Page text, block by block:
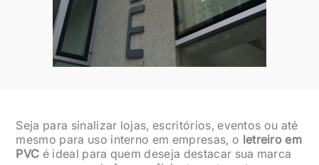
Seja para sinalizar lojas, escritórios, eventos ou até
mesmo para uso interno em empresas, o letreiro em
PVC é ideal para quem deseja destacar sua marca